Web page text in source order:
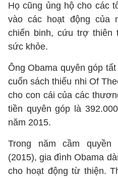
Họ cũng ủng hộ cho các
vào các hoạt động của
chiến binh, cứu trợ
sức khỏe.
Ông Obama quyên góp
cuốn sách thiếu nhi Of
cho con cái của các
tiền quyên góp là
năm 2015.
Trong năm cầm quyền
(2015), gia đình Obama
cho hoạt động từ thiện.